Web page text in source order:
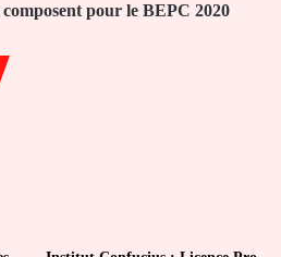
composent pour le BEPC 2020